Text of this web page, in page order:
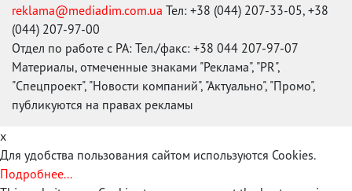
reklama@mediadim.com.ua Тел: +38 (044) 207-33-05, +38
(044) 207-97-00
Отдел по работе с РА: Тел./факс: +38 044 207-97-07
Материалы, отмеченные знаками "Реклама", "PR",
"Спецпроект", "Новости компаний", "Актуально", "Промо",
публикуются на правах рекламы
x
Для удобства пользования сайтом используются Cookies.
Подробнее...